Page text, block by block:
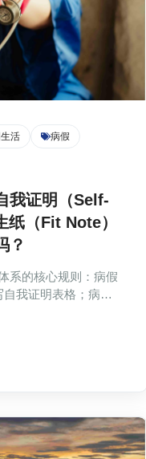
活 病假
我证明（Self-
（Fit Note）
？
系的核心规则：病假
我证明表格；病假
两种关键状态（不
并指出通过传统NHS
、等待久的挑战。最